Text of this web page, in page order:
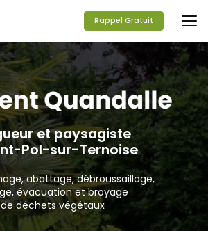
Rappel Gratuit
et paysagiste
Pol-sur-Ternoise
abattage, débroussaillage,
évacuation et broyage
de déchets végétaux